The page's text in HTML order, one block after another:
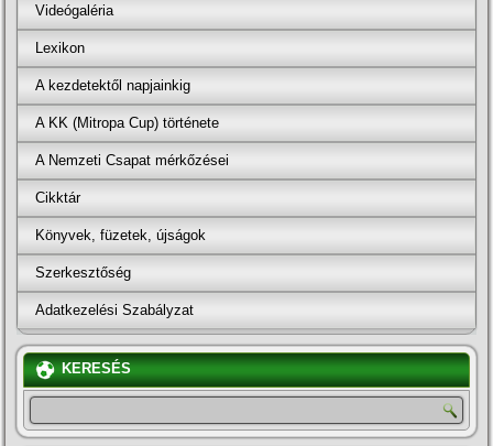
Videógaléria
Lexikon
A kezdetektől napjainkig
A KK (Mitropa Cup) története
A Nemzeti Csapat mérkőzései
Cikktár
Könyvek, füzetek, újságok
Szerkesztőség
Adatkezelési Szabályzat
KERESÉS